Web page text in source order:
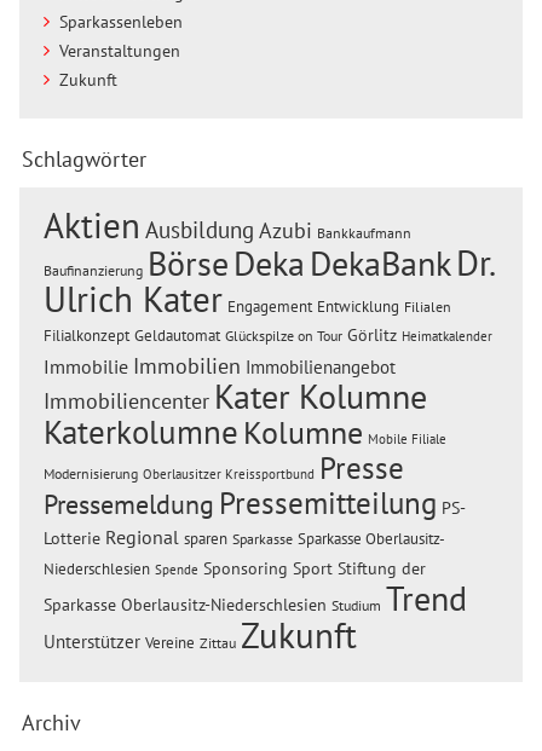
Sparkassenleben
Veranstaltungen
Zukunft
Schlagwörter
Aktien Ausbildung Azubi Bankkaufmann
Baufinanzierung BörseDeka DekaBankDr.
Ulrich Kater Engagement Entwicklung Filialen
Filialkonzept Geldautomat Glückspilze on Tour Görlitz Heimatkalender
Immobilie Immobilien Immobilienangebot
Immobiliencenter Kater Kolumne
Katerkolumne Kolumne Mobile Filiale
Modernisierung Oberlausitzer Kreissportbund Presse
Pressemeldung Pressemitteilung PS-
Lotterie Regional sparen Sparkasse Sparkasse Oberlausitz-
Niederschlesien Spende Sponsoring Sport Stiftung der
Sparkasse Oberlausitz-Niederschlesien Studium Trend
Unterstützer Vereine Zittau Zukunft
Archiv